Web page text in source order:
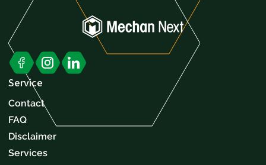
Service
Contact
FAQ
Disclaimer
Services